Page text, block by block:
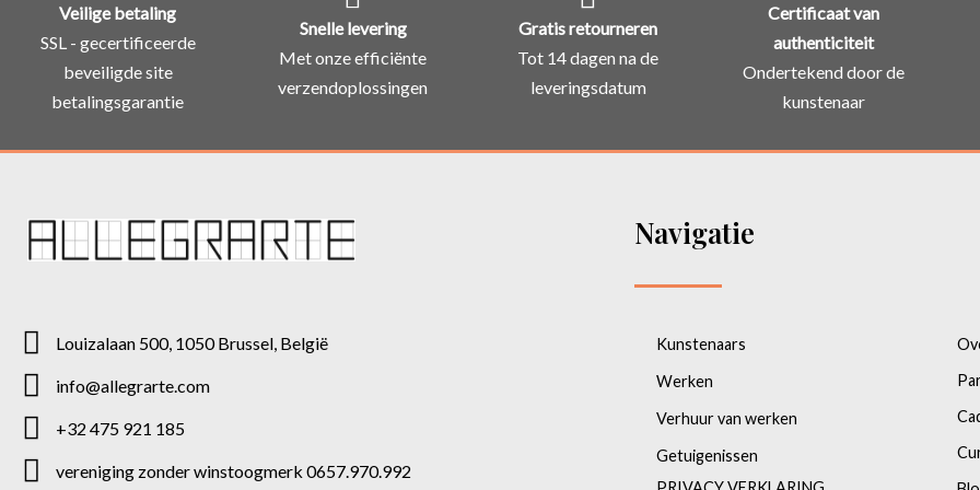
Veilige betaling
SSL - gecertificeerde
beveiligde site
betalingsgarantie
Snelle levering
Met onze efficiënte
verzendoplossingen
Gratis retourneren
Tot 14 dagen na de
leveringsdatum
Certificaat van
authenticiteit
Ondertekend door de
kunstenaar
Louizalaan 500, 1050 Brussel, België
info@allegrarte.com
+32 475 921 185
vereniging zonder winstoogmerk 0657.970.992
Navigatie
Kunstenaars
Werken
Verhuur van werken
Getuigenissen